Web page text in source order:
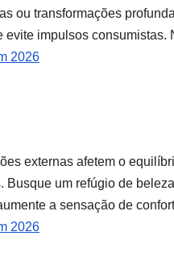
ou transformações
impulsos consumistas.
2026
externas afetem o
um refúgio de
a sensação de
2026